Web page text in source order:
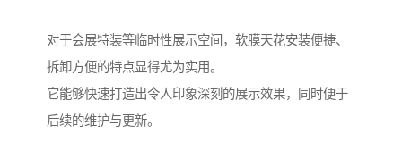
对于会展特装等临时性展示空间，软膜天花安装便捷、
拆卸方便的特点显得尤为实用。
它能够快速打造出令人印象深刻的展示效果，同时便于
后续的维护与更新。